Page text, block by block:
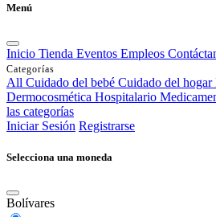
Menú
Inicio Tienda Eventos Empleos
Categorías
All Cuidado del bebé Cuidado del hogar
Dermocosmética Hospitalario
las categorías
Iniciar Sesión Registrarse
Selecciona una moneda
Bolívares